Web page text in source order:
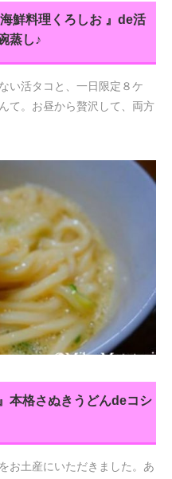
鮮料理くろしお 』de活
蒸し♪
い活タコと、一日限定８ケ
て。お昼から贅沢して、両方
本格さぬきうどんdeコシ
お土産にいただきました。あ